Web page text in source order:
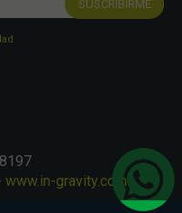
www.in-gravity.com